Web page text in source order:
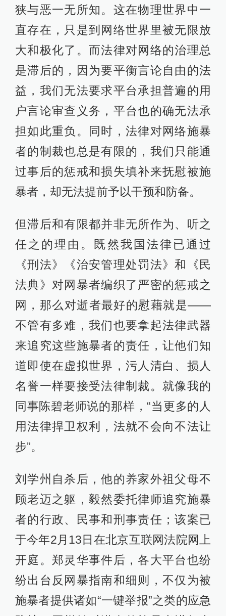
狭与恶一无所知。这在物理世界中一
直存在，只是到网络世界里被无限放
大和极化了。而法律对网络的治理总
是滞后的，因为要平衡言论自由的法
益，我们无法要求平台承担普遍的用
户言论审查义务，平台也的确无法承
担如此重负。同时，法律对网络施暴
者的制裁也总是有限的，我们只能通
过事后的惩戒和损失填补来抚慰被施
暴者，却无法提前予以干预和防备。
但滞后和有限都并非无所作为、听之
任之的理由。既然我国法律已通过
《刑法》《治安管理处罚法》和《民
法典》对网暴者编织了严密的惩戒之
网，那么对逝者最好的慰藉就是——
不管有多难，我们也要拿起法律武器
来追究这些施暴者的责任，让他们知
道即使在虚拟世界，污人清白、损人
名誉一样要接受法律制裁。就像我的
同事陈碧老师说的那样，“当更多的人
用法律捍卫权利，法就不会向不法让
步”。
刘学州自杀后，他的养家外祖父母不
顾老迈之躯，毅然委托律师追究施暴
者的行政、民事和刑事责任；该案已
于今年2月13日在北京互联网法院网上
开庭。郑灵华事件后，各大平台也纷
纷出台反网暴指南和细则，不仅为被
施暴者提供诸如“一键举报”之类的应急